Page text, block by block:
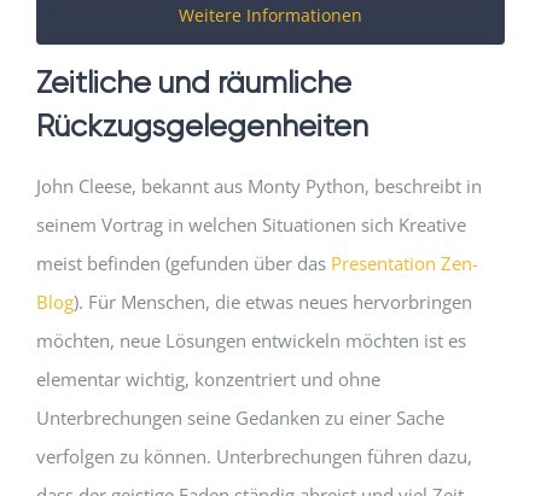
Weitere Informationen
Zeitliche und räumliche
Rückzugsgelegenheiten
John Cleese, bekannt aus Monty Python, beschreibt in
seinem Vortrag in welchen Situationen sich Kreative
meist befinden (gefunden über das Presentation Zen-
Blog). Für Menschen, die etwas neues hervorbringen
möchten, neue Lösungen entwickeln möchten ist es
elementar wichtig, konzentriert und ohne
Unterbrechungen seine Gedanken zu einer Sache
verfolgen zu können. Unterbrechungen führen dazu,